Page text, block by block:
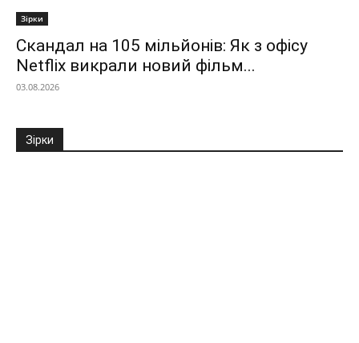
Зірки
Скандал на 105 мільйонів: Як з офісу
Netflix викрали новий фільм...
03.08.2026
Зірки